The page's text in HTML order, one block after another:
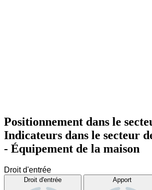
Positionnement dans le
Indicateurs dans le secteur
- Équipement de la maison
Droit d'entrée Apport